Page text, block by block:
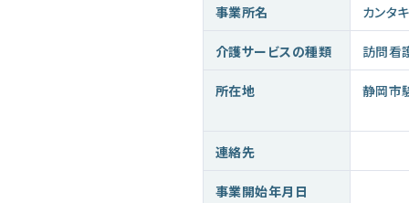
事業所名 カンタ
介護サービスの種類 訪問看
所在地 静岡市
連絡先
事業開始年月日